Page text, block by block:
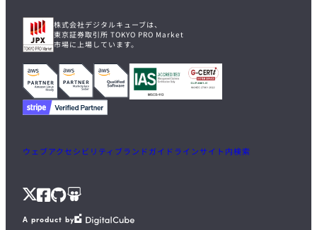
株式会社デジタルキューブは、
東京証券取引所 TOKYO PRO Market
市場に上場しています。
ウェブアクセシビリティ ブランドガイドラインサイト内検索
GitHubSpeaker
A product by